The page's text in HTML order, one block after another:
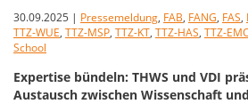
30.09.2025 | Pressemeldung, FAB, FANG, FAS,
TTZ-WUE, TTZ-MSP, TTZ-KT, TTZ-HAS, TTZ-
School
Expertise bündeln: THWS und VDI
Austausch zwischen Wissenschaft